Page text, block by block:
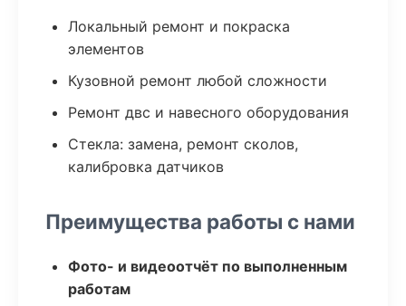
Локальный ремонт и покраска
элементов
Кузовной ремонт любой сложности
Ремонт двс и навесного оборудования
Стекла: замена, ремонт сколов,
калибровка датчиков
Преимущества работы с нами
Фото- и видеоотчёт по выполненным
работам